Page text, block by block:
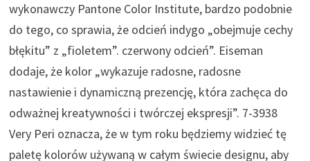
wykonawczy Pantone Color Institute, bardzo podobnie
do tego, co sprawia, że ​​odcień indygo „obejmuje cechy
błękitu” z „fioletem”. czerwony odcień”. Eiseman
dodaje, że kolor „wykazuje radosne, radosne
nastawienie i dynamiczną prezencję, która zachęca do
odważnej kreatywności i twórczej ekspresji”. 7-3938
Very Peri oznacza, że ​​w tym roku będziemy widzieć tę
paletę kolorów używaną w całym świecie designu, aby